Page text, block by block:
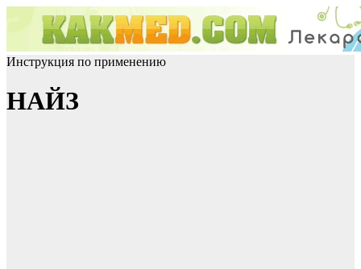
Инструкция по применению
НАЙЗ